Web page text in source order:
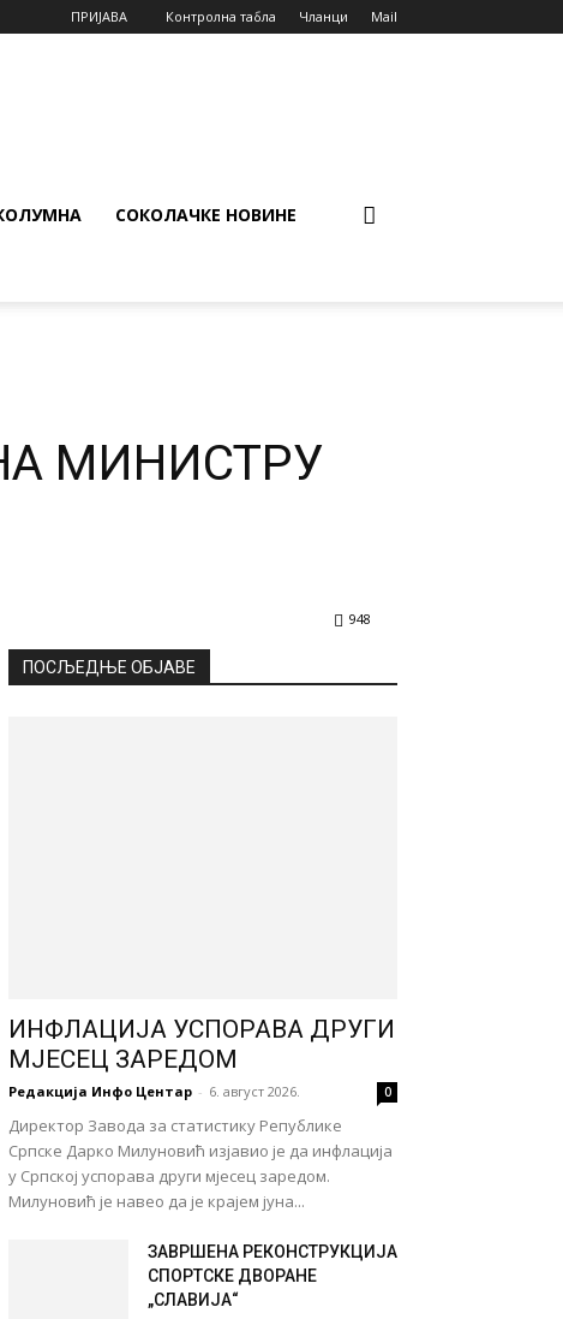
ПРИЈАВА Контролна табла Чланци Mail
СОКОЛАЧКЕ НОВИНЕ
МИНИСТРУ
948
ПОСЉЕДЊЕ ОБЈАВЕ
ИНФЛАЦИЈА УСПОРАВА ДРУГИ
МЈЕСЕЦ ЗАРЕДОМ
Редакција Инфо Центар - 6. август 2026. 0
Директор Завода за статистику Републике
Српске Дарко Милуновић изјавио је да инфлација
у Српској успорава други мјесец заредом.
Милуновић је навео да је крајем јуна...
ЗАВРШЕНА РЕКОНСТРУКЦИЈА
СПОРТСКЕ ДВОРАНЕ
„СЛАВИЈА“